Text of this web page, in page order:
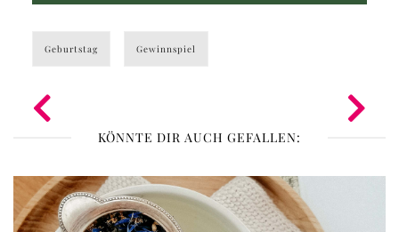
Geburtstag Gewinnspiel
KÖNNTE DIR AUCH GEFALLEN: